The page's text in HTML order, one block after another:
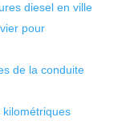
diesel en ville
pour
de la conduite